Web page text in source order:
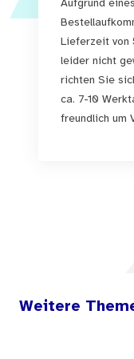
Aufgrund
Lieferzeit von
leider nicht
richten Sie
ca. 7-10
freundlich um
Weitere